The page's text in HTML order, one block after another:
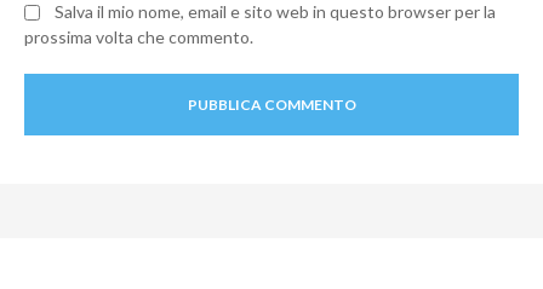
Salva il mio nome, email e sito web in questo browser per la
prossima volta che commento.